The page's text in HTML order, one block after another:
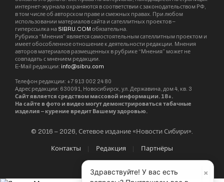
интернет-журнала охраняются в соответствии с законодательством РФ,
в том числе об авторском праве и смежных правах. При любом
использовании материалов сайта и сателлитных проектов –
гиперссылка на SIBRU.COM обязательна.
Рубрика “Мнения” является самостоятельным сателлитным проектом и
имеет обособленное отношение к деятельности редакции. Мнения
авторов материалов размещенных в рубрике “Мнения” может не
совпадать с мнением редакции.
E-Mail редакции: info@sibru.com
Телефон редакции: +7 913 002 24 80
Адрес редакции: 630091, Новосибирск, ул. Державина, дом 4, кв. 3
Сайт является средством массовой информации. 18+.
На сайте в фото и видео могут демонстрироваться табачные
изделия – курение вредит Вашему здоровью.
© 2016 – 2026, Сетевое издание «Новости Сибири».
Контакты Редакция Партнёры
×
Здравствуйте! У вас есть